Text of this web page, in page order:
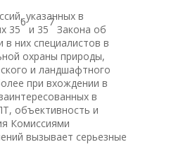
указанных в
35
6
и 35
7
Закона об
них специалистов в
охраны природы,
и ландшафтного
при вхождении в
в
объективность и
Комиссиями
вызывает серьезные